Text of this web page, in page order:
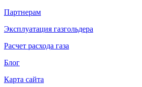
Партнерам
Эксплуатация газгольдера
Расчет расхода газа
Блог
Карта сайта